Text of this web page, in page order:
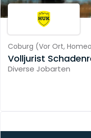
Coburg (Vor Ort,
Volljurist
Diverse Jobarten